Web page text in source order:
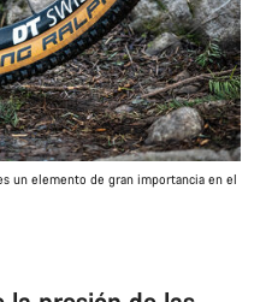
un elemento de gran importancia en el